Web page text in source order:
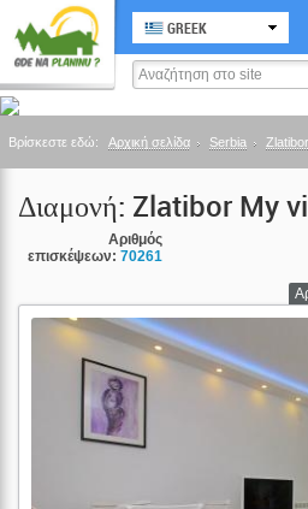
GREEK
Βρίσκεστε εδώ: Αρχική σελίδα Serbia Zlatibor
Διαμονή: Zlatibor My
Αριθμός
επισκέψεων: 70261